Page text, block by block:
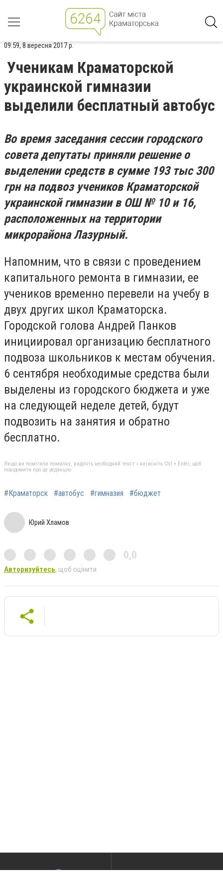
09:59, 8 вересня 2017 р.
Ученикам Краматорской
украинской гимназии
выделили бесплатный автобус
Во время заседания сессии городского
совета депутаты приняли решение о
выделении средств в сумме 193 тыс 300
грн на подвоз учеников Краматорской
украинской гимназии в ОШ № 10 и 16,
расположенных на территории
микрорайона Лазурный.
Напомним, что в связи с проведением
капитального ремонта в гимназии, ее
учеников временно перевели на учебу в
двух других школ Краматорска.
Городской голова Андрей Панков
инициировал организацию бесплатного
подвоза школьников к местам обучения.
6 сентября необходимые средства были
выделены из городского бюджета и уже
на следующей неделе детей, будут
подвозить на занятия и обратно
бесплатно.
Якщо ви помітили помилку, виділіть необхідний текст і натисніть Ctrl + Enter, щоб
повідомити про це редакцію
#Краматорск #автобус #гимназия #бюджет
Юрий Хламов
0,0
Авторизуйтесь, щоб оцінити